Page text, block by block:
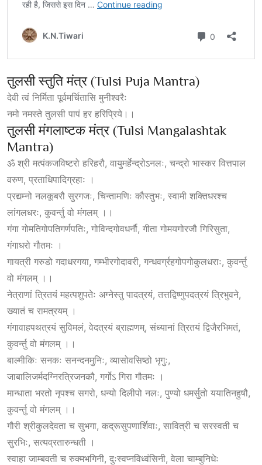
तुलसी स्तुति मंत्र (Tulsi Puja Mantra)
देवी त्वं निर्मिता पूर्वमर्चितासि मुनीश्वरैः
नमो नमस्ते तुलसी पापं हर हरिप्रिये।।
तुलसी मंगलाष्टक मंत्र (Tulsi Mangalashtak
Mantra)
ॐ श्री मत्पंकजविष्टरो हरिहरौ, वायुमर्हेन्द्रोऽनलः, चन्द्रो भास्कर वित्तपाल
वरुण, प्रताधिपादिग्रहाः ।
प्रद्यम्नो नलकूबरौ सुरगजः, चिन्तामणिः कौस्तुभः, स्वामी शक्तिधरश्च
लांगलधरः, कुवर्न्तु वो मंगलम् ।।
गंगा गोमतिगोपतिगर्णपतिः, गोविन्दगोवधर्नौ, गीता गोमयगोरजौ गिरिसुता,
गंगाधरो गौतमः ।
गायत्री गरुडो गदाधरगया, गम्भीरगोदावरी, गन्धवर्ग्रहगोपगोकुलधराः, कुवर्न्तु
वो मंगलम् ।।
नेत्राणां त्रितयं महत्पशुपतेः अग्नेस्तु पादत्रयं, तत्तद्विष्णुपदत्रयं त्रिभुवने,
ख्यातं च रामत्रयम् ।
गंगावाहपथत्रयं सुविमलं, वेदत्रयं ब्राह्मणम्, संध्यानां त्रितयं द्विजैरभिमतं,
कुवर्न्तु वो मंगलम् ।।
बाल्मीकिः सनकः सनन्दनमुनिः, व्यासोवसिष्ठो भृगुः,
जाबालिजर्मदग्निरत्रिजनकौ, गर्गोऽ गिरा गौतमः ।
मान्धाता भरतो नृपश्च सगरो, धन्यो दिलीपो नलः, पुण्यो धमर्सुतो ययातिनहुषौ,
कुवर्न्तु वो मंगलम् ।।
गौरी श्रीकुलदेवता च सुभगा, कद्रूसुपणार्शिवाः, सावित्री च सरस्वती च
सुरभिः, सत्यव्रतारुन्धती ।
स्वाहा जाम्बवती च रुक्मभगिनी, दुःस्वप्नविध्वंसिनी, वेला चाम्बुनिधेः